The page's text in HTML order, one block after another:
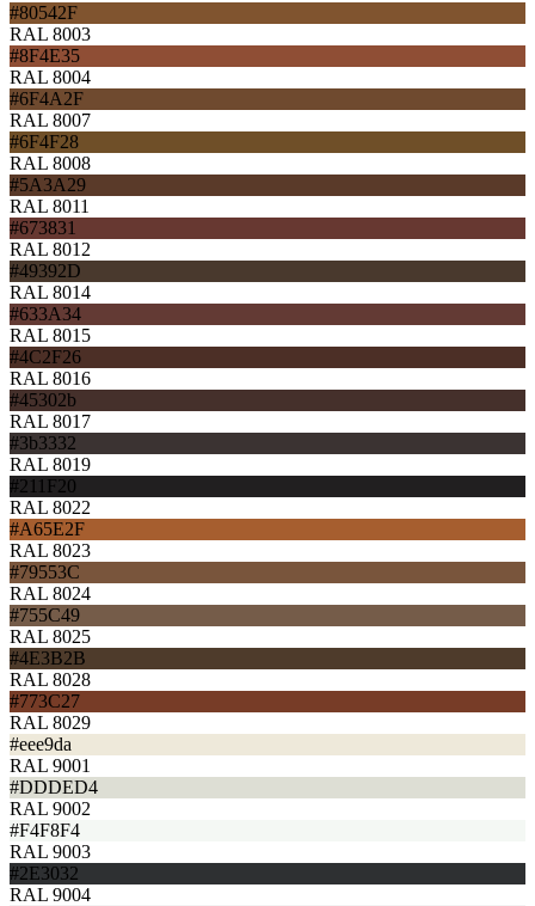
#80542F
RAL 8003
#8F4E35
RAL 8004
#6F4A2F
RAL 8007
#6F4F28
RAL 8008
#5A3A29
RAL 8011
#673831
RAL 8012
#49392D
RAL 8014
#633A34
RAL 8015
#4C2F26
RAL 8016
#45302b
RAL 8017
#3b3332
RAL 8019
#211F20
RAL 8022
#A65E2F
RAL 8023
#79553C
RAL 8024
#755C49
RAL 8025
#4E3B2B
RAL 8028
#773C27
RAL 8029
#eee9da
RAL 9001
#DDDED4
RAL 9002
#F4F8F4
RAL 9003
#2E3032
RAL 9004